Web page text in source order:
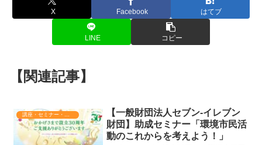
X Facebook はてブ
LINE コピー
【関連記事】
講座・セミナー・表彰
【一般財団法人セブン-イレブン
財団】助成セミナー「環境市民活
動のこれからを考えよう！」